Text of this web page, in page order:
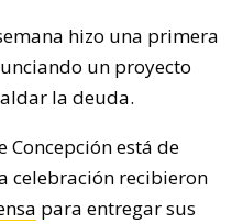
hizo una primera
un proyecto
la deuda.
Concepción está de
celebración recibieron
para entregar sus